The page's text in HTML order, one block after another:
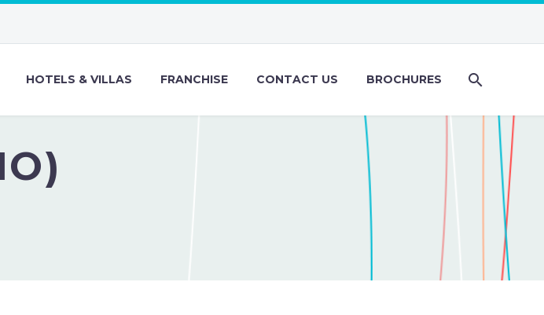
HOTELS & VILLAS FRANCHISE CONTACT US BROCHURES